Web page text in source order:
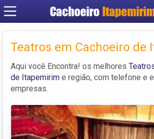
Cachoeiro
Cadastrar
Criar conta
Teatros em Cachoeiro de
Aqui você Encontra! os melhores
de Itapemirim e região, com telefone e
empresas.